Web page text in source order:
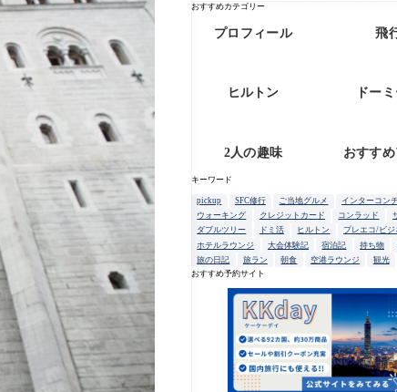
おすすめカテゴリー
プロフィール 飛
ヒルトン ドー
2人の趣味 おすす
キーワード
pickup SFC修行 ご当地グルメ
インターコン
ウォーキング
クレジットカード コンラッド
ダブルツリー
ドミ活 ヒルトン
プレエコ/ビジ
ホテルラウンジ
大会体験記 宿泊記 持ち物
旅の日記
旅ラン 朝食 空港ラウンジ 観光
おすすめ予約サイト